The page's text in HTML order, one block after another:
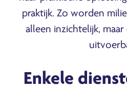
praktijk. Zo worden
alleen inzichtelijk,
Enkele